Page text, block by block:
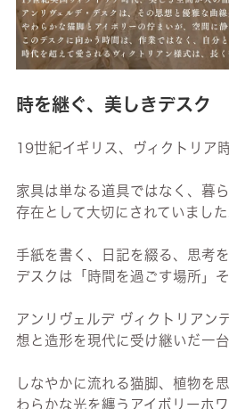
時を継ぐ、美しきデスク
19世紀イギリス、ヴィクトリア時
家具は単なる道具ではなく、暮
存在として大切にされていました
手紙を書く、日記を綴る、思考
デスクは「時間を過ごす場所」
アンリヴェルデ ヴィクトリアン
想と造形を現代に受け継いだ一台
しなやかに流れる猫脚、植物を
わらかな光を纏うアイボリーホ